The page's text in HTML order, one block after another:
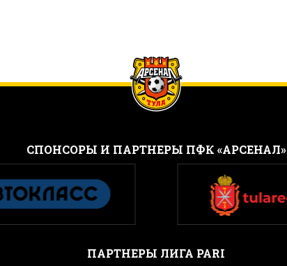
CПОНСОРЫ И ПАРТНЕРЫ ПФК «АРСЕНАЛ»
ПАРТНЕРЫ ЛИГА PARI